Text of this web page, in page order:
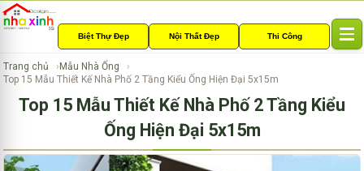
Biệt Thự Đẹp Nội Thất Đẹp Thi Công
l
a
Trang chủ
Mẫu Nhà Ống
Top 15 Mẫu Thiết Kế Nhà Phố 2 Tầng Kiểu Ống Hiện Đại 5x15m
Top 15 Mẫu Thiết Kế Nhà Phố 2 Tầng Kiểu
Ống Hiện Đại 5x15m